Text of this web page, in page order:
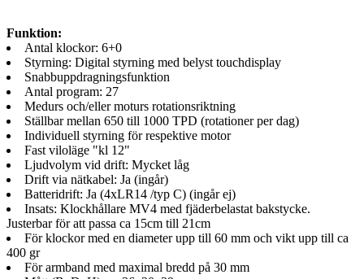
Funktion:
Antal klockor: 6+0
Styrning: Digital styrning med belyst touchdisplay
Snabbuppdragningsfunktion
Antal program: 27
Medurs och/eller moturs rotationsriktning
Ställbar mellan 650 till 1000 TPD (rotationer per dag)
Individuell styrning för respektive motor
Fast viloläge "kl 12"
Ljudvolym vid drift: Mycket låg
Drift via nätkabel: Ja (ingår)
Batteridrift: Ja (4xLR14 /typ C) (ingår ej)
Insats: Klockhållare MV4 med fjäderbelastat bakstycke.
Justerbar för att passa ca 15cm till 21cm
För klockor med en diameter upp till 60 mm och vikt upp till ca
400 gr
För armband med maximal bredd på 30 mm